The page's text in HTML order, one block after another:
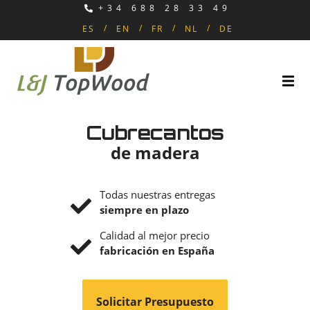
+34 688 28 33 49
ES
EN FR NL DE
Cubrecantos
de madera
Todas nuestras entregas
siempre en plazo
Calidad al mejor precio
fabricación en España
Solicitar Presupuesto